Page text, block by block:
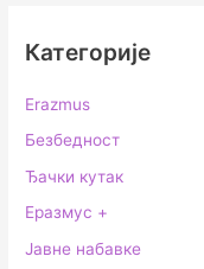
Категорије
Erazmus
Безбедност
Ђачки кутак
Еразмус +
Јавне набавке